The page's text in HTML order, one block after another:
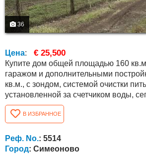
36
Цена: € 25,500
Купите дом общей площадью 160
гаражом и дополнительными
кв.м., с зондом, системой очистки
установленной за счетчиком воды,
объемом в 30 м 3 . На первом этаже планировка
следующая: кухня, гостиная, две
ванная комната с туалетом и
лестнице можно попасть на высокий
который можно разделить на одну
В ИЗБРАННОЕ
Реф. No.: 5514
Город: Симеоново